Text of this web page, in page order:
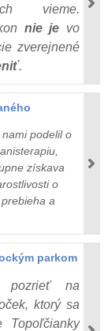
vieme.
nie je vo
zverejnené
.
podelil o
získava
o
a
parkom
pozrieť na
ktorý sa
Topoľčianky